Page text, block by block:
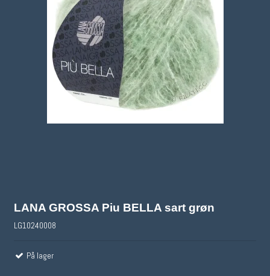
LANA GROSSA Piu BELLA sart grøn
LG10240008
På lager